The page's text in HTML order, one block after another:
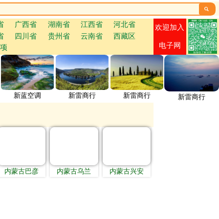

广西省 湖南省 江西省
河北省
四川省 贵州省 云南省
西藏区
欢迎加入
电子网
新蓝空调 新雷商行 新雷商行 新雷商行
内蒙古巴彦 内蒙古乌兰 内蒙古兴安